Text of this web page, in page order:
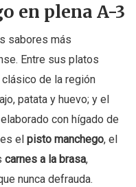
en plena A-3
sabores más
Entre sus platos
clásico de la región
patata y huevo; y el
con hígado de
el pisto manchego, el
carnes a la brasa,
nunca defrauda.